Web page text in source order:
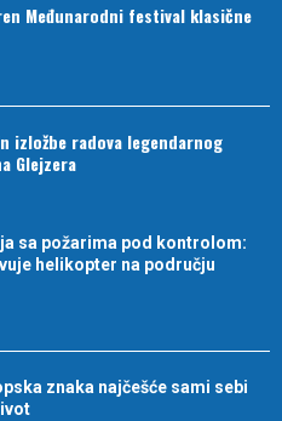
Međunarodni festival klasične
izložbe radova legendarnog
Glejzera
sa požarima pod kontrolom:
helikopter na području
znaka najčešće sami sebi